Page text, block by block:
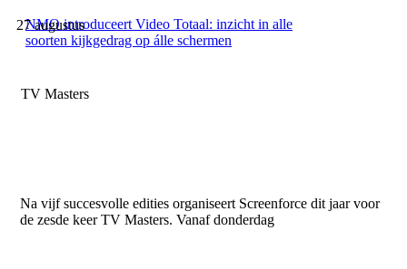
NMO introduceert Video Totaal: inzicht in alle
soorten kijkgedrag op álle schermen
27 augustus
TV Masters
Na vijf succesvolle edities organiseert Screenforce dit jaar voor
de zesde keer TV Masters. Vanaf donderdag